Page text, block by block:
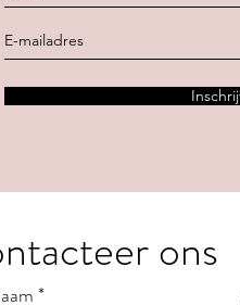
ons
*